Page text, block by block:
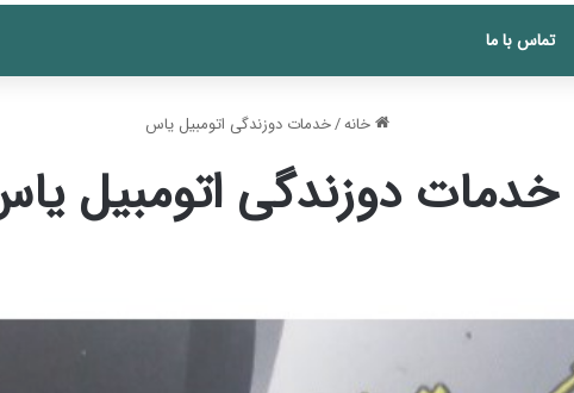
تماس با ما
خانه/خدمات دوزندگی اتومبیل یاس
خدمات دوزندگی اتومبیل